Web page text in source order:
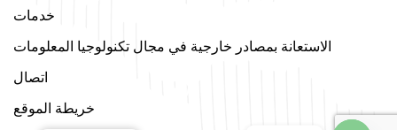
خدمات
الاستعانة بمصادر خارجية في مجال تكنولوجيا المعلومات
اتصال
خريطة الموقع